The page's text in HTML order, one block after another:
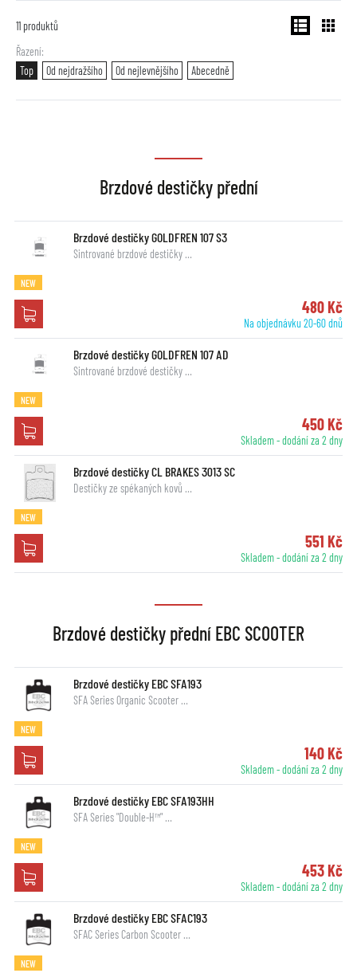
11 produktů
Řazení
Top
Od nejdražšího Od nejlevnějšího Abecedně
Brzdové destičky přední
Brzdové destičky GOLDFREN 107 S3
Sintrované brzdové destičky …
NEW
480 Kč
Na objednávku 20-60 dnů
Brzdové destičky GOLDFREN 107 AD
Sintrované brzdové destičky …
NEW
450 Kč
Skladem - dodání za 2 dny
Brzdové destičky CL BRAKES 3013 SC
Destičky ze spékaných kovů …
NEW
551 Kč
Skladem - dodání za 2 dny
Brzdové destičky přední EBC SCOOTER
Brzdové destičky EBC SFA193
SFA Series Organic Scooter …
NEW
140 Kč
Skladem - dodání za 2 dny
Brzdové destičky EBC SFA193HH
SFA Series "Double-H™" …
NEW
453 Kč
Skladem - dodání za 2 dny
Brzdové destičky EBC SFAC193
SFAC Series Carbon Scooter …
NEW